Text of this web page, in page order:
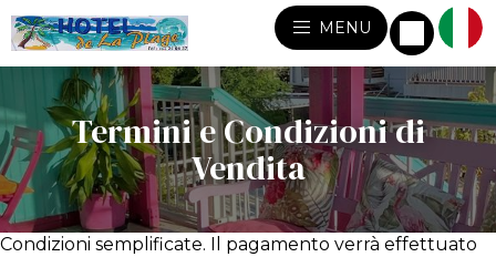
MENU
Termini e Condizioni di
Vendita
Condizioni semplificate. Il pagamento verrà effettuato